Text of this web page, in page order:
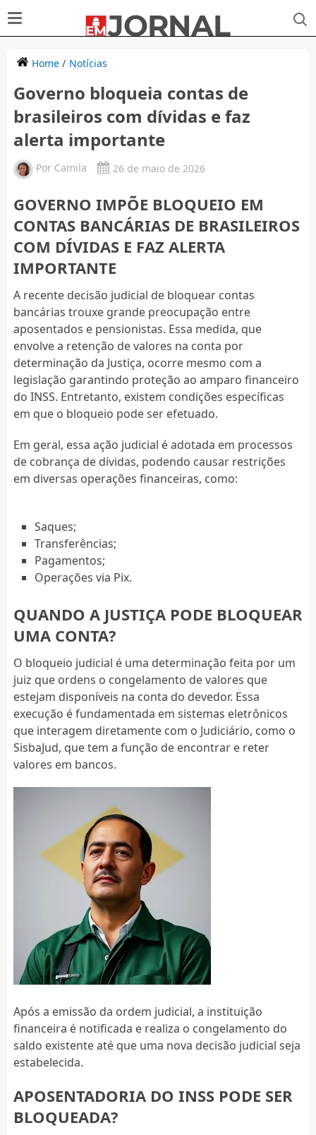
Home/ Notícias
Governo bloqueia contas de
brasileiros com dívidas e faz
alerta importante
Por Camila 26 de maio de 2026
GOVERNO IMPÕE BLOQUEIO EM
CONTAS BANCÁRIAS DE BRASILEIROS
COM DÍVIDAS E FAZ ALERTA
IMPORTANTE
A recente decisão judicial de bloquear contas
bancárias trouxe grande preocupação entre
aposentados e pensionistas. Essa medida, que
envolve a retenção de valores na conta por
determinação da Justiça, ocorre mesmo com a
legislação garantindo proteção ao amparo financeiro
do INSS. Entretanto, existem condições específicas
em que o bloqueio pode ser efetuado.
Em geral, essa ação judicial é adotada em processos
de cobrança de dívidas, podendo causar restrições
em diversas operações financeiras, como:
Saques;
Transferências;
Pagamentos;
Operações via Pix.
QUANDO A JUSTIÇA PODE BLOQUEAR
UMA CONTA?
O bloqueio judicial é uma determinação feita por um
juiz que ordens o congelamento de valores que
estejam disponíveis na conta do devedor. Essa
execução é fundamentada em sistemas eletrônicos
que interagem diretamente com o Judiciário, como o
SisbaJud, que tem a função de encontrar e reter
valores em bancos.
Após a emissão da ordem judicial, a instituição
financeira é notificada e realiza o congelamento do
saldo existente até que uma nova decisão judicial seja
estabelecida.
APOSENTADORIA DO INSS PODE SER
BLOQUEADA?